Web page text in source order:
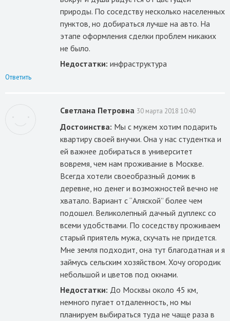
природы. По соседству несколько населенных
пунктов, но добираться лучше на авто. На
этапе оформления сделки проблем никаких
не было.
Недостатки: инфраструктура
Ответить
Светлана Петровна 30 марта 2018 10:40
Достоинства: Мы с мужем хотим подарить
квартиру своей внучки. Она у нас студентка и
ей важнее добираться в университет
вовремя, чем нам проживание в Москве.
Всегда хотели своеобразный домик в
деревне, но денег и возможностей вечно не
хватало. Вариант с “Аляской” более чем
подошел. Великолепный дачный дуплекс со
всеми удобствами. По соседству проживаем
старый приятель мужа, скучать не придется.
Мне земля подходит, она тут благодатная и я
займусь сельским хозяйством. Хочу огородик
небольшой и цветов под окнами.
Недостатки: До Москвы около 45 км,
немного пугает отдаленность, но мы
планируем выбираться туда не чаще раза в